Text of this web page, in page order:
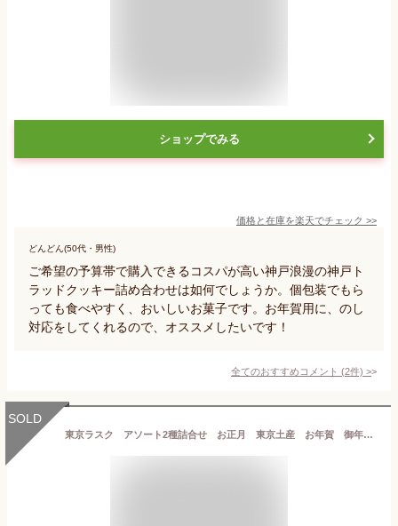
ショップでみる
価格と在庫を楽天でチェック >>
どんどん(50代・男性)
ご希望の予算帯で購入できるコスパが高い神戸浪漫の神戸ト
ラッドクッキー詰め合わせは如何でしょうか。個包装でもら
っても食べやすく、おいしいお菓子です。お年賀用に、のし
対応をしてくれるので、オススメしたいです！
全てのおすすめコメント (2件) >
SOLD
東京ラスク アソート2種詰合せ お正月 東京土産 お年賀 御年賀 ラスク 詰め合わせ 洋菓子 焼菓子